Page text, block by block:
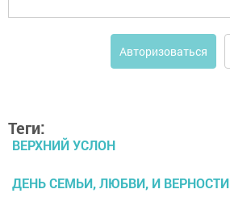
Авторизоваться
Теги:
ВЕРХНИЙ УСЛОН
ДЕНЬ СЕМЬИ, ЛЮБВИ, И ВЕРНОСТИ